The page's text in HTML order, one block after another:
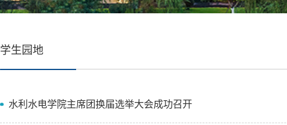
学生园地
水利水电学院主席团换届选举大会成功召开